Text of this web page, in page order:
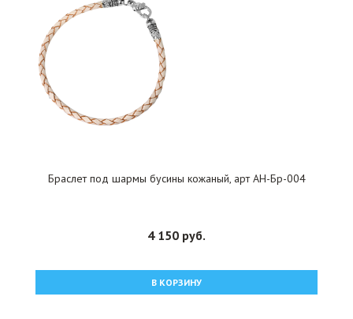
Браслет под шармы бусины кожаный, арт АН-Бр-004
4 150 руб.
В КОРЗИНУ